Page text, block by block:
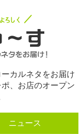
カルネタをお届け
、お店のオープン
ニュース